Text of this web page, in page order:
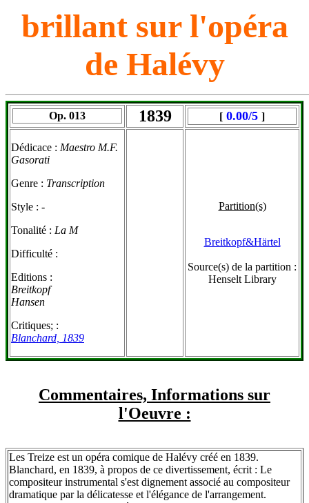
brillant sur l'opéra
de Halévy
Op. 013 1839 [ 0.00/5 ]
Dédicace : Maestro M.F.
Gasorati
Genre : Transcription
Style : -
Tonalité : La M
Difficulté :
Editions :
Breitkopf
Hansen
Critiques; :
Blanchard, 1839
Partition(s)
Breitkopf&Härtel
Source(s) de la partition :
Henselt Library
Commentaires, Informations sur
l'Oeuvre :
Les Treize est un opéra comique de Halévy créé en 1839.
Blanchard, en 1839, à propos de ce divertissement, écrit : Le
compositeur instrumental s'est dignement associé au compositeur
dramatique par la délicatesse et l'élégance de l'arrangement.